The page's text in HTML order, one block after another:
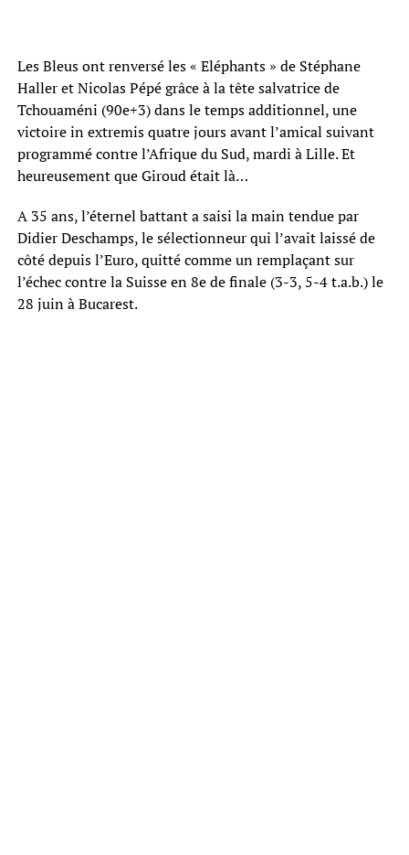
Les Bleus ont renversé les « Eléphants » de Stéphane
Haller et Nicolas Pépé grâce à la tête salvatrice de
Tchouaméni (90e+3) dans le temps additionnel, une
victoire in extremis quatre jours avant l’amical suivant
programmé contre l’Afrique du Sud, mardi à Lille. Et
heureusement que Giroud était là…
A 35 ans, l’éternel battant a saisi la main tendue par
Didier Deschamps, le sélectionneur qui l’avait laissé de
côté depuis l’Euro, quitté comme un remplaçant sur
l’échec contre la Suisse en 8e de finale (3-3, 5-4 t.a.b.) le
28 juin à Bucarest.